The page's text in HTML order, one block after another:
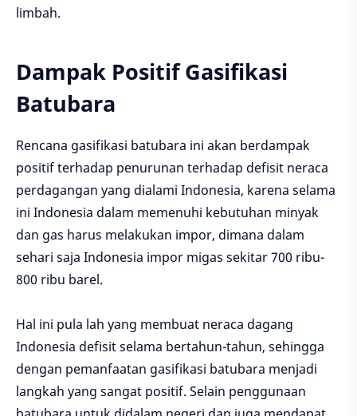
limbah.
Dampak Positif Gasifikasi
Batubara
Rencana gasifikasi batubara ini akan berdampak
positif terhadap penurunan terhadap defisit neraca
perdagangan yang dialami Indonesia, karena selama
ini Indonesia dalam memenuhi kebutuhan minyak
dan gas harus melakukan impor, dimana dalam
sehari saja Indonesia impor migas sekitar 700 ribu-
800 ribu barel.
Hal ini pula lah yang membuat neraca dagang
Indonesia defisit selama bertahun-tahun, sehingga
dengan pemanfaatan gasifikasi batubara menjadi
langkah yang sangat positif. Selain penggunaan